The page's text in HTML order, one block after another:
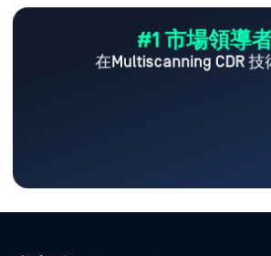
#1 市場領導
在Multiscanning CDR 技